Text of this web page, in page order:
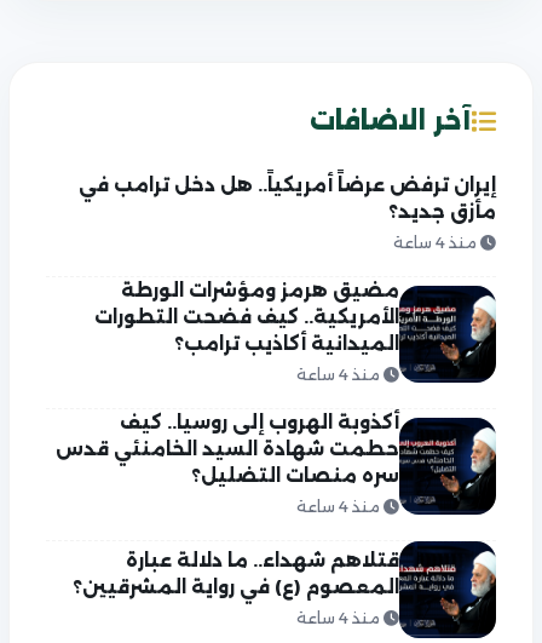
آخر الاضافات
إيران ترفض عرضاً أمريكياً.. هل دخل ترامب في
مأزق جديد؟
منذ 4 ساعة
مضيق هرمز ومؤشرات الورطة
الأمريكية.. كيف فضحت التطورات
الميدانية أكاذيب ترامب؟
منذ 4 ساعة
أكذوبة الهروب إلى روسيا.. كيف
حطمت شهادة السيد الخامنئي قدس
سره منصات التضليل؟
منذ 4 ساعة
قتلاهم شهداء.. ما دلالة عبارة
المعصوم (ع) في رواية المشرقيين؟
منذ 4 ساعة